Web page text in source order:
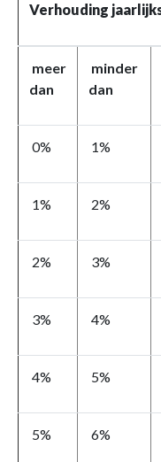
Verhouding
meer
dan
minder
dan
0% 1%
1% 2%
2% 3%
3% 4%
4% 5%
5% 6%